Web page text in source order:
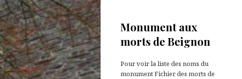
Monument aux
morts de Beignon
Pour voir la liste des noms du
monument Fichier des morts de